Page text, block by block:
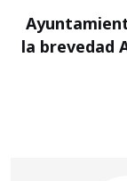
la brevedad